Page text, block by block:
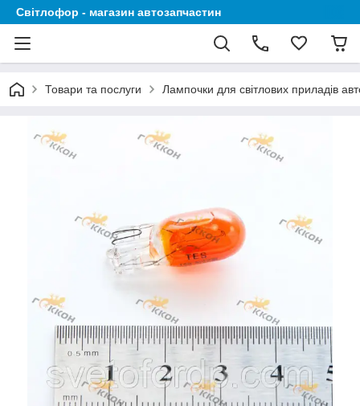
Світлофор - магазин автозапчастин
Товари та послуги Лампочки для світлових приладів